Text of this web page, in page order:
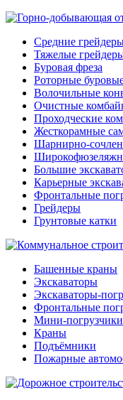
Средние
Тяжелые
Буровая фреза
Роторные
Волочильные
Очистные
Проходческие
Жесткорамные
Шарнирно-
Большие
Карьерные
Фронтальные
Грейдеры
Грунтовые катки
Башенные краны
Экскаваторы
Экскаваторы-
Фронтальные
Мини-погрузчики
Краны
Подъёмники
Пожарные